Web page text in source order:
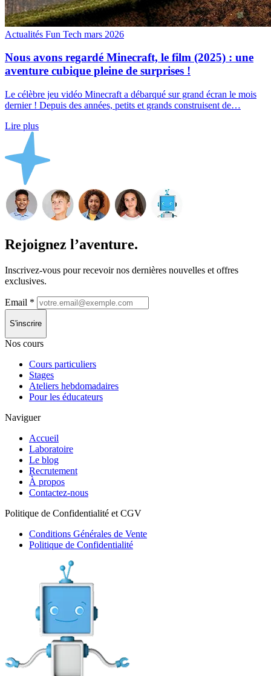
Actualités Fun Tech mars 2026
Nous avons regardé Minecraft, le film (2025) : une
aventure cubique pleine de surprises !
Le célèbre jeu vidéo Minecraft a débarqué sur grand écran le mois
dernier ! Depuis des années, petits et grands construisent de…
Lire plus
Rejoignez l’aventure.
Inscrivez-vous pour recevoir nos dernières nouvelles et offres
exclusives.
Email *
S'inscrire
Nos cours
Cours particuliers
Stages
Ateliers hebdomadaires
Pour les éducateurs
Naviguer
Accueil
Laboratoire
Le blog
Recrutement
À propos
Contactez-nous
Politique de Confidentialité et CGV
Conditions Générales de Vente
Politique de Confidentialité